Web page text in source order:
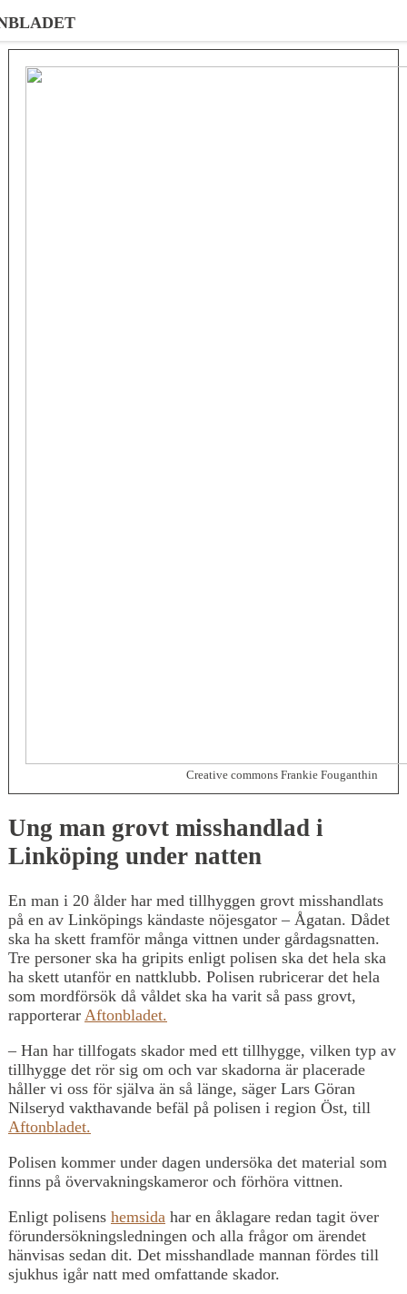
Creative commons Frankie Fouganthin
Ung man grovt misshandlad i
Linköping under natten
En man i 20 ålder har med tillhyggen grovt misshandlats
på en av Linköpings kändaste nöjesgator – Ågatan. Dådet
ska ha skett framför många vittnen under gårdagsnatten.
Tre personer ska ha gripits enligt polisen ska det hela ska
ha skett utanför en nattklubb. Polisen rubricerar det hela
som mordförsök då våldet ska ha varit så pass grovt,
rapporterar Aftonbladet.
– Han har tillfogats skador med ett tillhygge, vilken typ av
tillhygge det rör sig om och var skadorna är placerade
håller vi oss för själva än så länge, säger Lars Göran
Nilseryd vakthavande befäl på polisen i region Öst, till
Aftonbladet.
Polisen kommer under dagen undersöka det material som
finns på övervakningskameror och förhöra vittnen.
Enligt polisens hemsida har en åklagare redan tagit över
förundersökningsledningen och alla frågor om ärendet
hänvisas sedan dit. Det misshandlade mannan fördes till
sjukhus igår natt med omfattande skador.